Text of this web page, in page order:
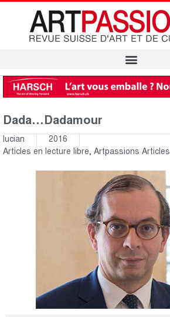
Dada…Dadamour
lucian
2016
Articles en lecture libre, Artpassions Articles